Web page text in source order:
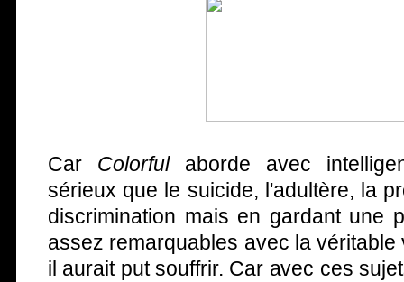
Car Colorfulaborde avec
sérieux que le suicide, l'adultère, la
discrimination mais en gardant une
assez remarquables avec la
il aurait put souffrir. Car avec ces